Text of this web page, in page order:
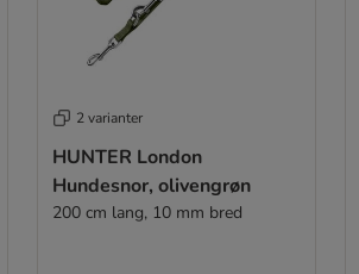
2 varianter
HUNTER London
Hundesnor, olivengrøn
200 cm lang, 10 mm bred